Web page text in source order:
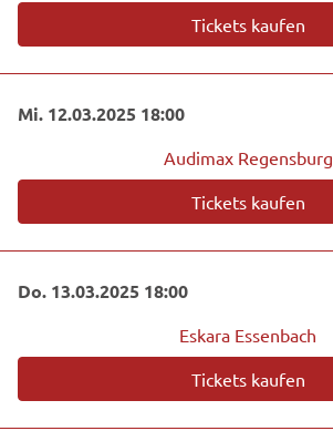
Tickets kaufen
Mi. 12.03.2025 18:00
Audimax Regensburg
Tickets kaufen
Do. 13.03.2025 18:00
Eskara Essenbach
Tickets kaufen